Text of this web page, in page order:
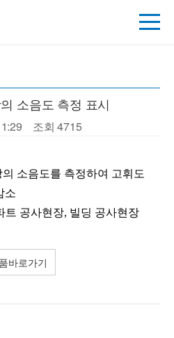
소음도 측정 표시
조회 4715
소음도를 측정하여 고휘도
소
트 공사현장, 빌딩 공사현장
바로가기